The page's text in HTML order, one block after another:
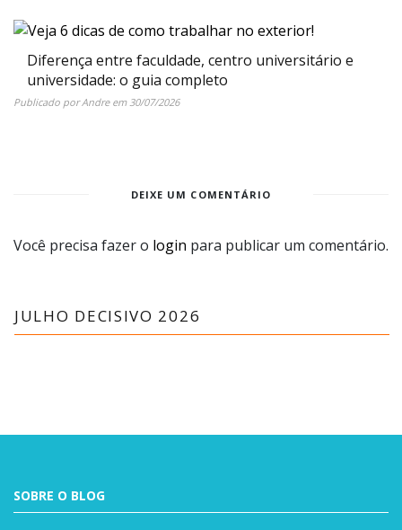
Diferença entre faculdade, centro universitário e
universidade: o guia completo
Publicado porAndreem 30/07/2026
DEIXE UM COMENTÁRIO
Você precisa fazer o login para publicar um comentário.
JULHO DECISIVO 2026
SOBRE O BLOG